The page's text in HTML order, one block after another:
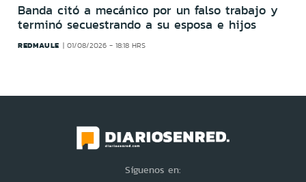
Banda citó a mecánico por un falso trabajo y
terminó secuestrando a su esposa e hijos
REDMAULE 01/08/2026 - 18:18 HRS
Síguenos en: